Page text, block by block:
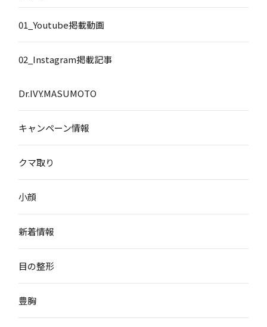
01_Youtube掲載動画
02_Instagram掲載記事
Dr.IVY.MASUMOTO
キャンペーン情報
クマ取り
小顔
新着情報
目の整形
豊胸